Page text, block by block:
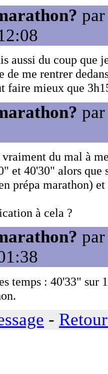
aussi du coup que
de me rentrer
faire mieux que
du mal à
et 40'30" alors
prépa marathon)
à cela ?
temps : 40'33" sur
-